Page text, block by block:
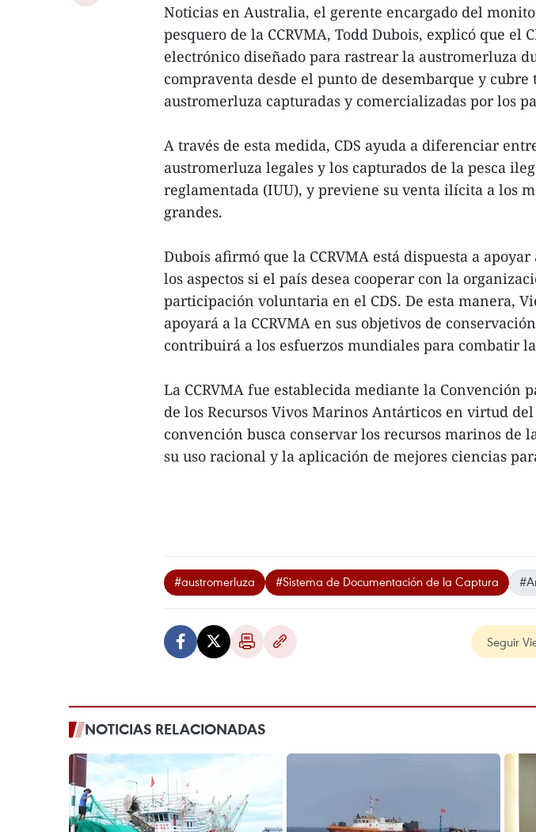
Noticias en Australia, el gerente encargado del
pesquero de la CCRVMA, Todd Dubois, explicó que el
electrónico diseñado para rastrear la austromerluza
compraventa desde el punto de desembarque y cubre
austromerluza capturadas y comercializadas por los
A través de esta medida, CDS ayuda a diferenciar
austromerluza legales y los capturados de la pesca
reglamentada (IUU), y previene su venta ilícita a los
grandes.
Dubois afirmó que la CCRVMA está dispuesta a
los aspectos si el país desea cooperar con la
participación voluntaria en el CDS. De esta manera,
apoyará a la CCRVMA en sus objetivos de
contribuirá a los esfuerzos mundiales para combatir
La CCRVMA fue establecida mediante la Convención
de los Recursos Vivos Marinos Antárticos en virtud
convención busca conservar los recursos marinos de
su uso racional y la aplicación de mejores ciencias
#austromerluza #Sistema de Documentación de la Captura
Seguir
NOTICIAS RELACIONADAS